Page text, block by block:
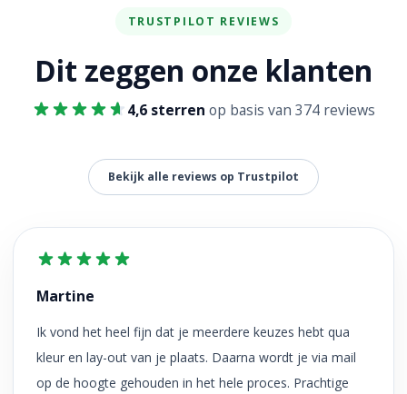
TRUSTPILOT REVIEWS
Dit zeggen onze klanten
4,6 sterren op basis van 374 reviews
Bekijk alle reviews op Trustpilot
Martine
Ik vond het heel fijn dat je meerdere keuzes hebt qua
kleur en lay-out van je plaats. Daarna wordt je via mail
op de hoogte gehouden in het hele proces. Prachtige